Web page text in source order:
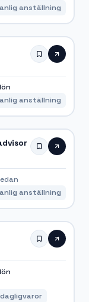
anställning
anställning
anställning